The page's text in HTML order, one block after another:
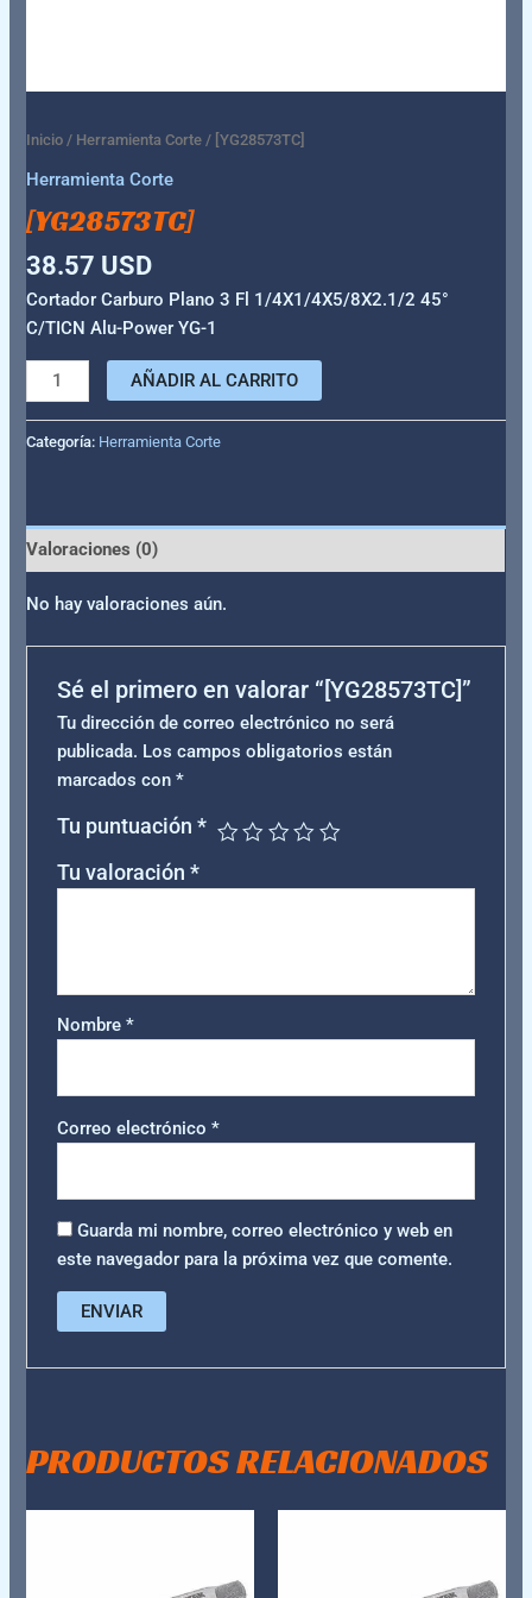
Inicio / Herramienta Corte / [YG28573TC]
Herramienta Corte
[YG28573TC]
38.57 USD
Cortador Carburo Plano 3 Fl 1/4X1/4X5/8X2.1/2 45°
C/TICN Alu-Power YG-1
AÑADIR AL CARRITO
Categoría: Herramienta Corte
Valoraciones (0)
No hay valoraciones aún.
Sé el primero en valorar “[YG28573TC]”
Tu dirección de correo electrónico no será
publicada. Los campos obligatorios están
marcados con *
Tu puntuación *
Tu valoración *
Nombre *
Correo electrónico *
Guarda mi nombre, correo electrónico y web en
este navegador para la próxima vez que comente.
PRODUCTOS RELACIONADOS